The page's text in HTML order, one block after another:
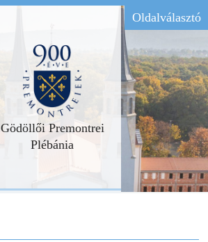
Oldalválasztó
Gödöllői Premontrei
Plébánia